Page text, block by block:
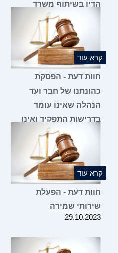
הדין בשיתוף משרד
הכלכלה והתעשייה
קרא עוד
חוות דעת - הפסקת
כהונתנו של חבר ועד
הנהלה שאינו עומד
בדרישות התפקיד ואינו
מגיע לישיבות הוועד
ומילוי מקומו על ידי
מועמד אחר
28.12.2023
קרא עוד
חוות דעת - הפעלת
שירותי שמירה
29.10.2023